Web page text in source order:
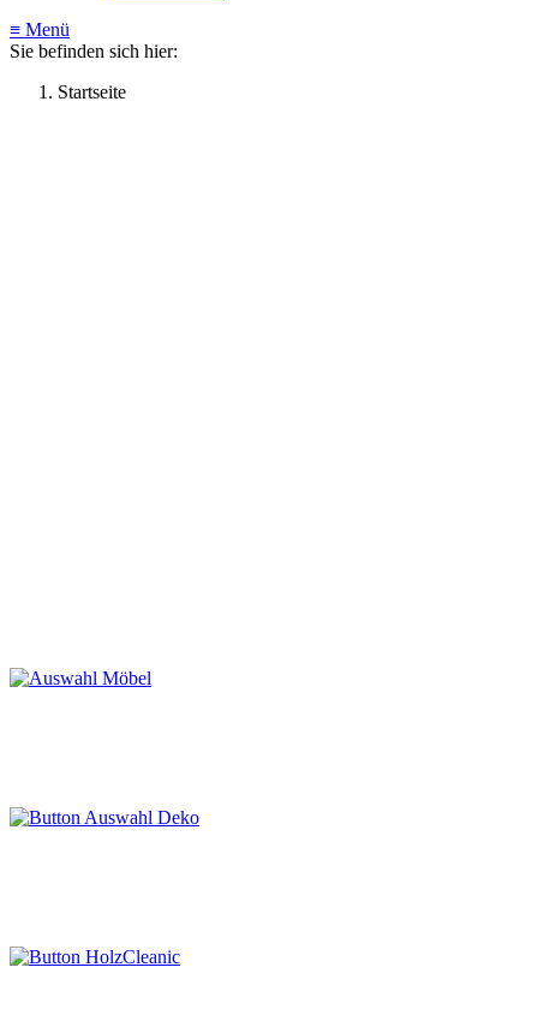
≡ Menü
Sie befinden sich hier:
Startseite